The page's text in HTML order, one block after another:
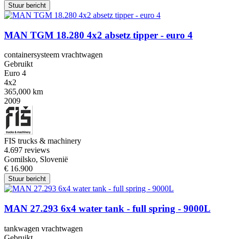
Stuur bericht
MAN TGM 18.280 4x2 absetz tipper - euro 4
containersysteem vrachtwagen
Gebruikt
Euro 4
4x2
365,000 km
2009
FIS trucks & machinery
4.697 reviews
Gomilsko, Slovenië
€ 16.900
Stuur bericht
MAN 27.293 6x4 water tank - full spring - 9000L
tankwagen vrachtwagen